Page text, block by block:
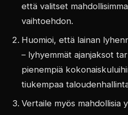
että valitset
vaihtoehdon.
Huomioi, että lainan
– lyhyemmät ajanjaksot
pienempiä
tiukempaa
Vertaile myös mahdollisia